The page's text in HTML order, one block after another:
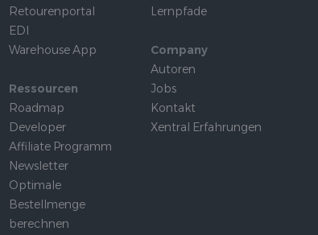
Retourenportal
EDI
Warehouse App
Ressourcen
Roadmap
Developer
Affiliate Programm
Newsletter
Optimale
Bestellmenge
berechnen
Lernpfade
Company
Autoren
Jobs
Kontakt
Xentral Erfahrungen